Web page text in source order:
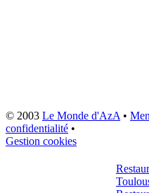
© 2003 Le Monde d'AzA•
confidentialité •
Gestion cookies